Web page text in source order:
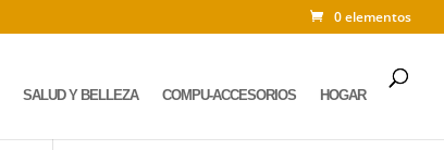
0 elementos
SALUD Y BELLEZA COMPU-ACCESORIOS HOGAR